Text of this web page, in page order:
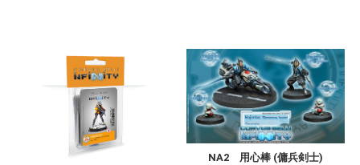
NA2 用心棒 (傭兵剣士)